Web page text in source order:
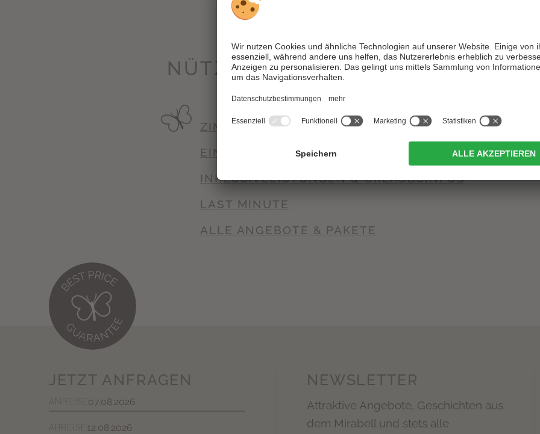
NÜTZLICHE LINKS
ZIMMER, SUITEN & PREISE
EINDRÜCKE & IMPRESSIONEN
INKLUSIVLEISTUNGEN & URLAUBSINFOS
LAST MINUTE
ALLE ANGEBOTE & PAKETE
JETZT ANFRAGEN
ANREISE
ABREISE
NEWSLETTER
Attraktive Angebote, Geschichten aus
dem Mirabell und stets alle